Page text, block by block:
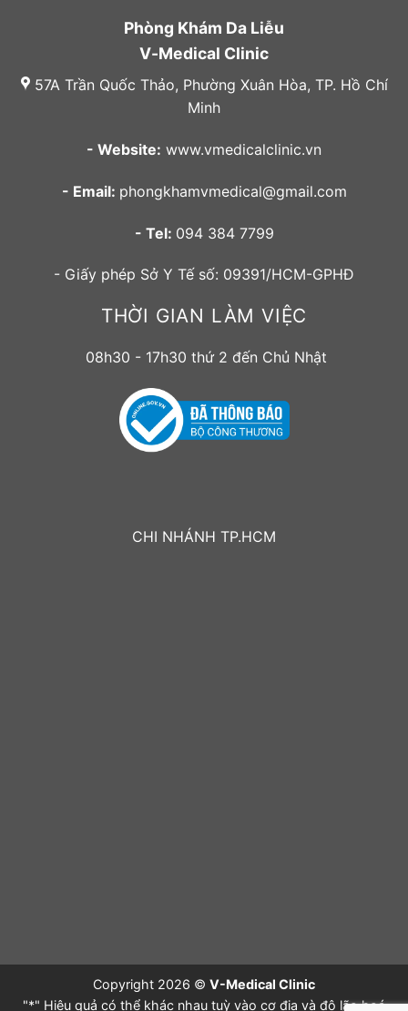
Phòng Khám Da Liễu
V-Medical Clinic
57A Trần Quốc Thảo, Phường Xuân Hòa, TP. Hồ Chí
Minh
- Website: www.vmedicalclinic.vn
- Email: phongkhamvmedical@gmail.com
- Tel: 094 384 7799
- Giấy phép Sở Y Tế số: 09391/HCM-GPHĐ
THỜI GIAN LÀM VIỆC
08h30 - 17h30 thứ 2 đến Chủ Nhật
CHI NHÁNH TP.HCM
Copyright 2026 © V-Medical Clinic
"*" Hiệu quả có thể khác nhau tuỳ vào cơ địa và độ lão hoá